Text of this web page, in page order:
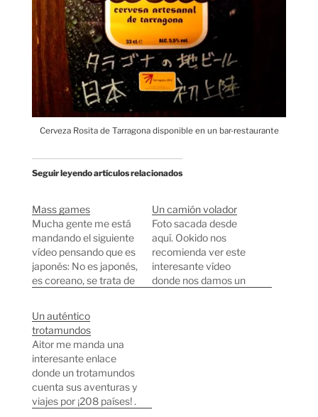
Cerveza Rosita de Tarragona disponible en un bar-restaurante
Seguir leyendo artículos relacionados
Mass games
Mucha gente me está
mandando el siguiente
vídeo pensando que es
japonés: No es japonés,
es coreano, se trata de
que tienen que pasar
los nuevos empleados
de Samsung. Parece
ser que los coreanos
son bastante buenos
haciendo este tipo de
actuaciones…
Un camión volador
Foto sacada desde
aquí. Ookido nos
recomienda ver este
interesante vídeo
donde nos damos un
Un auténtico
trotamundos
Aitor me manda una
interesante enlace
donde un trotamundos
cuenta sus aventuras y
viajes por ¡208 países! .